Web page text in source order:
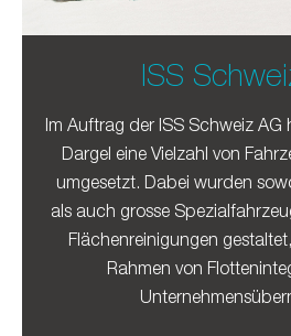
ISS
Im Auftrag der ISS Schweiz
Dargel eine Vielzahl von
umgesetzt. Dabei wurden
als auch grosse
Flächenreinigungen
Rahmen von